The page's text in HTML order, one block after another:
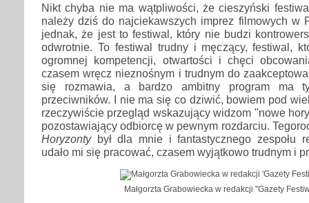
Nikt chyba nie ma wątpliwości, że cieszyński
należy dziś do najciekawszych imprez filmowych w
jednak, że jest to festiwal, który nie budzi
odwrotnie. To festiwal trudny i męczący, festiwal,
ogromnej kompetencji, otwartości i chęci
czasem wręcz nieznośnym i trudnym do
się rozmawia, a bardzo ambitny program ma
przeciwników. I nie ma się co dziwić, bowiem pod
rzeczywiście przegląd wskazujący widzom "nowe
pozostawiający odbiorcę w pewnym rozdarciu.
Horyzontybył dla mnie i fantastycznego zespołu
udało mi się pracować, czasem wyjątkowo trudnym i
Małgorzta Grabowiecka w redakcji "Gazety